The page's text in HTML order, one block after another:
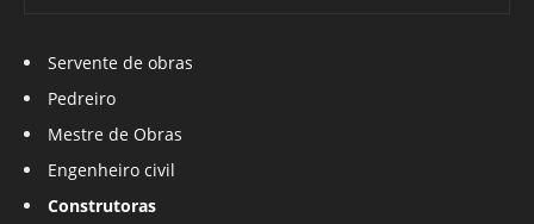
Servente de obras
Pedreiro
Mestre de Obras
Engenheiro civil
Construtoras